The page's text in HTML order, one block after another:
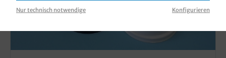
Nur technisch notwendige Konfigurieren